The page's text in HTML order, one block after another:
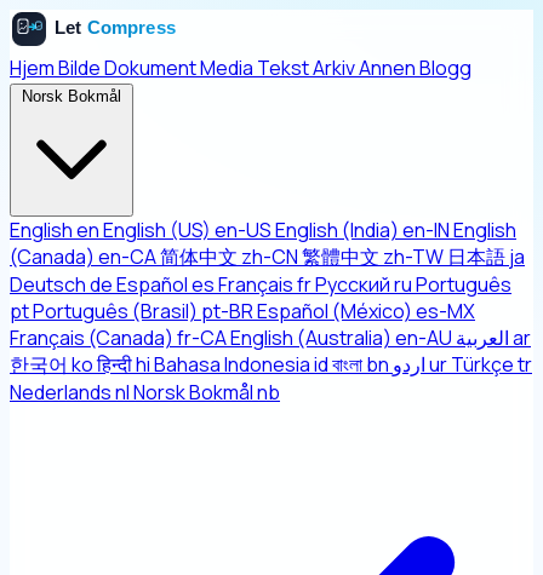
HjemBildeDokumentMedia TekstArkivAnnenBlogg
Norsk Bokmål
EnglishenEnglish (US) en-USEnglish (India) en-INEnglish
(Canada) en-CA简体中文 zh-CN繁體中文 zh-TW 日本語ja
DeutschdeEspañolesFrançaisfrРусскийruPortuguês
ptPortuguês (Brasil) pt-BREspañol (México) es-MX
Français (Canada) fr-CAEnglish (Australia) en-AU العربيةar
한국어 koहिन्दीhiBahasa Indonesiaidবাংলাbn اردوurTürkçetr
NederlandsnlNorsk Bokmålnb